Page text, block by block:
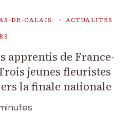
DE-CALAIS
ACTUALITÉS
apprentis de France-
jeunes fleuristes
la finale nationale